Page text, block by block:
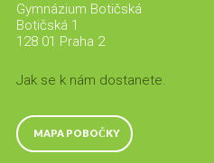
Gymnázium Botičská
Botičská 1
128 01 Praha 2
Jak se k nám dostanete.
MAPA POBOČKY